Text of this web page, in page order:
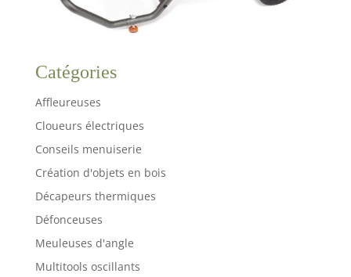
Catégories
Affleureuses
Cloueurs électriques
Conseils menuiserie
Création d'objets en bois
Décapeurs thermiques
Défonceuses
Meuleuses d'angle
Multitools oscillants